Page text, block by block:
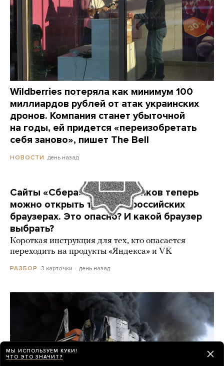
Wildberries потеряла как минимум 100
миллиардов рублей от атак украинских
дронов. Компания станет убыточной
на годы, ей придется «переизобретать
себя заново», пишет The Bell
НОВОСТИ день назад
Сайты «Сбера» и других банков теперь
можно открыть только в российских
браузерах. Это опасно? И какой браузер
выбрать?
Короткая инструкция для тех, кто опасается
переходить на продукты «Яндекса» и VK
РАЗБОР 3 карточки день назад
МЫ ИСПОЛЬЗУЕМ КУКИ!
ЧТО ЭТО ЗНАЧИТ?